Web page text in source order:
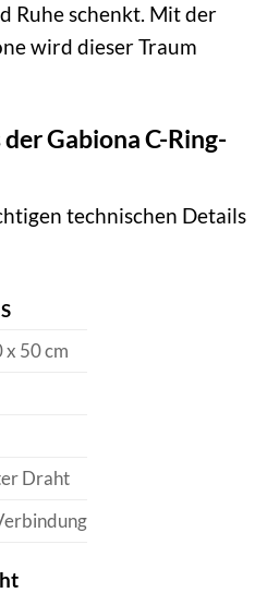
Ruhe schenkt. Mit der
wird dieser Traum
Gabiona C-Ring-
technischen Details
x 50 cm
Draht